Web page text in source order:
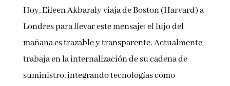
Hoy, Eileen Akbaraly viaja de Boston (Harvard) a
Londres para llevar este mensaje: el lujo del
mañana es trazable y transparente. Actualmente
trabaja en la internalización de su cadena de
suministro, integrando tecnologías como